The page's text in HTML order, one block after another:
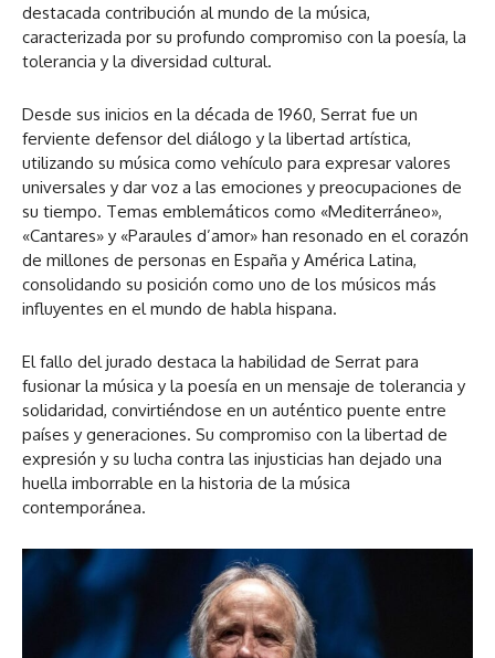
destacada contribución al mundo de la música,
caracterizada por su profundo compromiso con la poesía, la
tolerancia y la diversidad cultural.
Desde sus inicios en la década de 1960, Serrat fue un
ferviente defensor del diálogo y la libertad artística,
utilizando su música como vehículo para expresar valores
universales y dar voz a las emociones y preocupaciones de
su tiempo. Temas emblemáticos como «Mediterráneo»,
«Cantares» y «Paraules d’amor» han resonado en el corazón
de millones de personas en España y América Latina,
consolidando su posición como uno de los músicos más
influyentes en el mundo de habla hispana.
El fallo del jurado destaca la habilidad de Serrat para
fusionar la música y la poesía en un mensaje de tolerancia y
solidaridad, convirtiéndose en un auténtico puente entre
países y generaciones. Su compromiso con la libertad de
expresión y su lucha contra las injusticias han dejado una
huella imborrable en la historia de la música
contemporánea.